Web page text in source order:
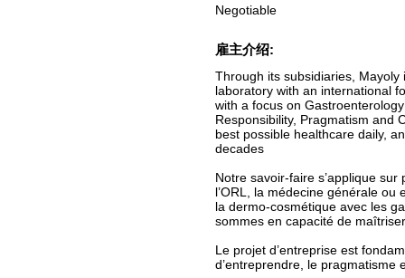
Negotiable
雇主介绍:
Through its subsidiaries,
laboratory with an international
with a focus on
Responsibility, Pragmatism and
best possible healthcare daily,
decades
Notre savoir-faire s’applique
l’ORL, la médecine générale
la dermo-cosmétique avec les
sommes en capacité de
Le projet d’entreprise est
d’entreprendre, le pragmatisme